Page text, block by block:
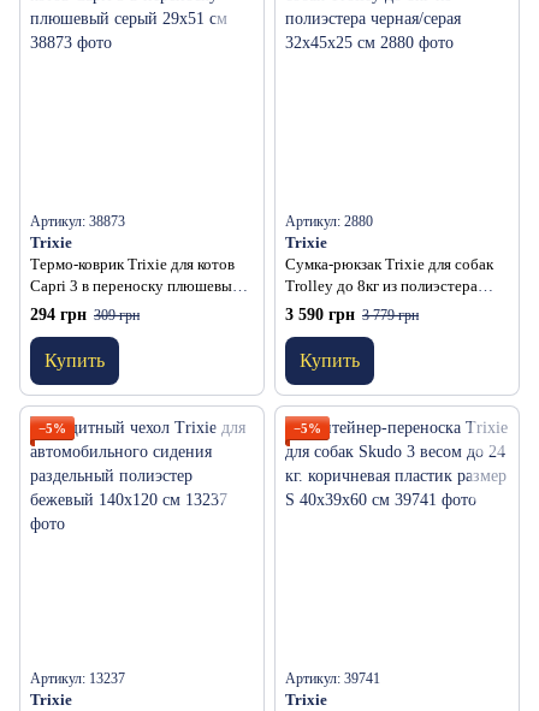
Артикул: 38873
Trixie
Термо-коврик Trixie для котов
Capri 3 в переноску плюшевый
серый 29х51 см
294 грн 309 грн
Купить
Артикул: 2880
Trixie
Сумка-рюкзак Trixie для собак
Trolley до 8кг из полиэстера
черная/серая 32х45х25 см
3 590 грн 3 779 грн
Купить
−5%
Артикул: 13237
Trixie
−5%
Артикул: 39741
Trixie